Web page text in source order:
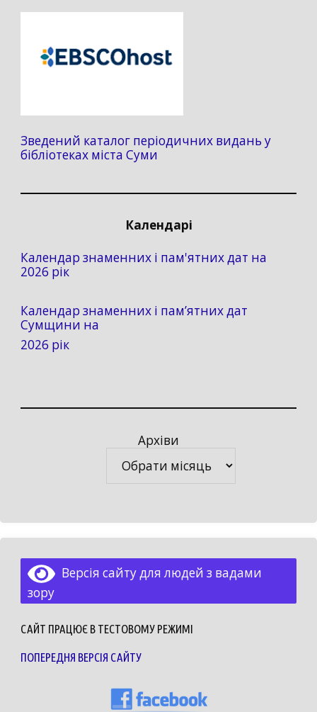
Зведений каталог періодичних видань у
бібліотеках міста Суми
Календарі
Календар знаменних і пам'ятних дат на
2026 рік
Календар знаменних і пам’ятних дат
Сумщини на
2026 рік
Архіви
Версія сайту для людей з вадами
зору
САЙТ ПРАЦЮЄ В ТЕСТОВОМУ РЕЖИМІ
ПОПЕРЕДНЯ ВЕРСІЯ САЙТУ